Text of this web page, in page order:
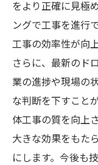
をより正確に見極
ングで工事を進行
工事の効率性が向
さらに、最新のド
業の進捗や現場の
な判断を下すこと
体工事の質を向上
大きな効果をもた
にします。今後も